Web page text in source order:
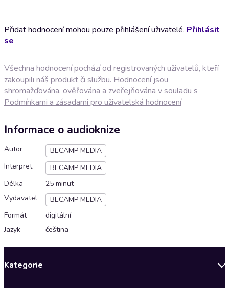
Přidat hodnocení mohou pouze přihlášení uživatelé. Přihlásit
se
Všechna hodnocení pochází od registrovaných uživatelů, kteří
zakoupili náš produkt či službu. Hodnocení jsou
shromažďována, ověřována a zveřejňována v souladu s
Podmínkami a zásadami pro uživatelská hodnocení
Informace o audioknize
Autor
BECAMP MEDIA
Interpret
BECAMP MEDIA
Délka
25 minut
Vydavatel
BECAMP MEDIA
Formát
digitální
Jazyk
čeština
Kategorie